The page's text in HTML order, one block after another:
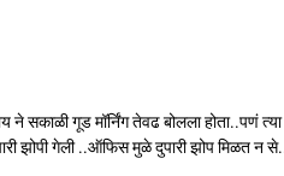
सकाळी गूड मॉर्निंग तेवढ बोलला होता..पणं
झोपी गेली ..ऑफिस मुळे दुपारी झोप मिळत